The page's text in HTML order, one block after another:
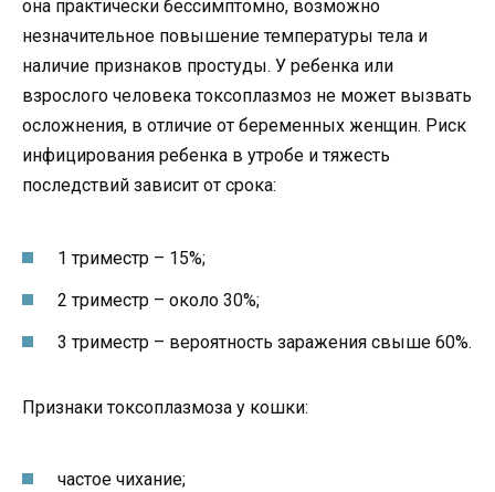
она практически бессимптомно, возможно
незначительное повышение температуры тела и
наличие признаков простуды. У ребенка или
взрослого человека токсоплазмоз не может вызвать
осложнения, в отличие от беременных женщин. Риск
инфицирования ребенка в утробе и тяжесть
последствий зависит от срока:
1 триместр – 15%;
2 триместр – около 30%;
3 триместр – вероятность заражения свыше 60%.
Признаки токсоплазмоза у кошки:
частое чихание;